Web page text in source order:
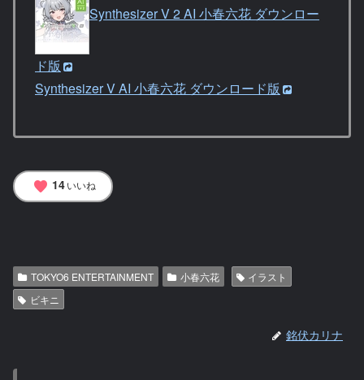
Synthesizer V 2 AI 小春六花 ダウンロー
ド版
Synthesizer V AI 小春六花 ダウンロード版
favorite 14 いいね
TOKYO6 ENTERTAINMENT 小春六花
イラスト
ビキニ
銘伏カリナ